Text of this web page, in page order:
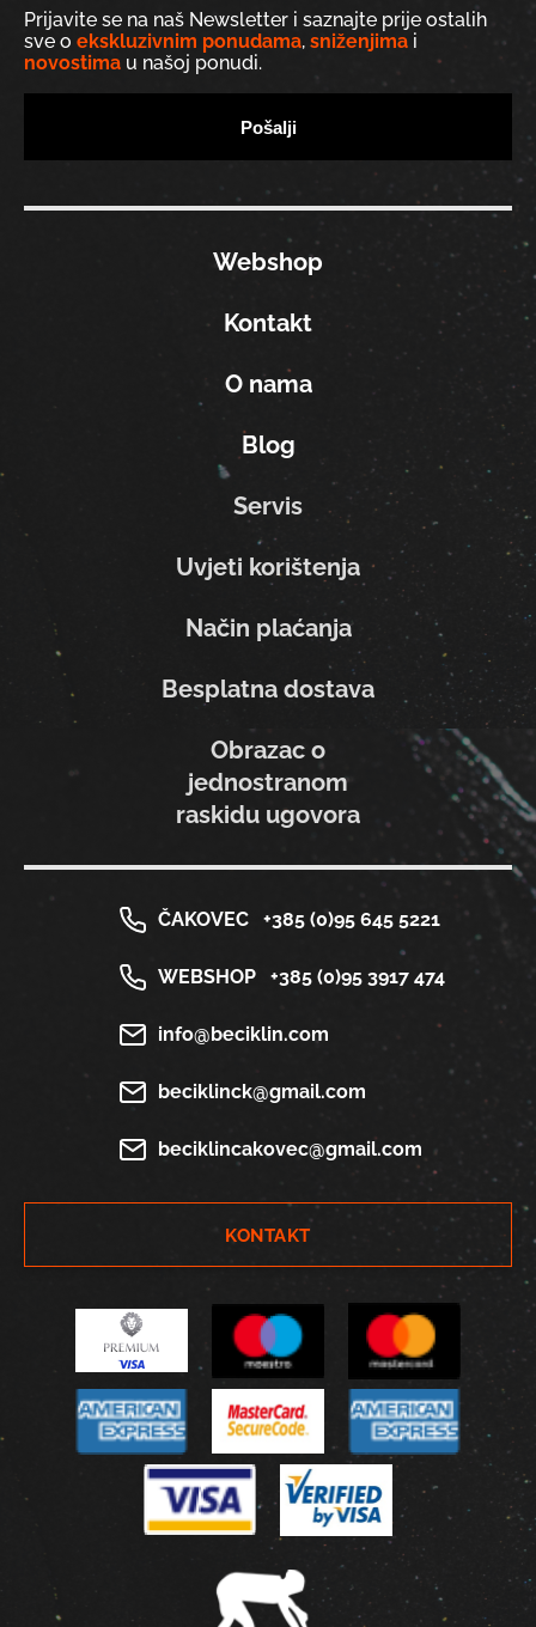
Prijavite se na naš Newsletter i saznajte prije ostalih
sve o ekskluzivnim ponudama, sniženjima i
novostima u našoj ponudi.
Webshop
Kontakt
O nama
Blog
Servis
Uvjeti korištenja
Način plaćanja
Besplatna dostava
Obrazac o
jednostranom
raskidu ugovora
ČAKOVEC +385 (0)95 645 5221
WEBSHOP +385 (0)95 3917 474
info@beciklin.com
beciklinck@gmail.com
beciklincakovec@gmail.com
KONTAKT